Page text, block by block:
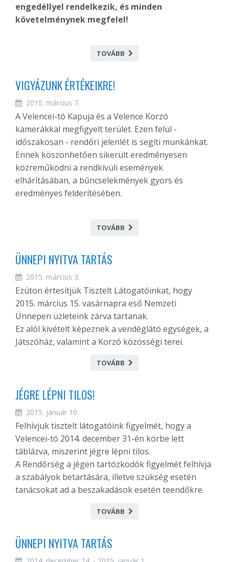
engedéllyel rendelkezik, és minden
követelménynek megfelel!
TOVÁBB
VIGYÁZUNK ÉRTÉKEIKRE!
2015. március 7.
A Velencei-tó Kapuja és a Velence Korzó
kamerákkal megfigyelt terület. Ezen felül -
időszakosan - rendőri jelenlét is segíti munkánkat.
Ennek köszönhetően sikerült eredményesen
közreműködni a rendkívüli események
elhárításában, a bűncselekmények gyors és
eredményes felderítésében.
TOVÁBB
ÜNNEPI NYITVA TARTÁS
2015. március 3.
Ezúton értesítjük Tisztelt Látogatóinkat, hogy
2015. március 15. vasárnapra eső Nemzeti
Ünnepen üzleteink zárva tartanak.
Ez alól kivételt képeznek a vendéglátó egységek, a
Játszóház, valamint a Korzó közösségi terei.
TOVÁBB
JÉGRE LÉPNI TILOS!
2015. január 10.
Felhívjuk tisztelt látogatóink figyelmét, hogy a
Velencei-tó 2014. december 31-én körbe lett
táblázva, miszerint jégre lépni tilos.
A Rendőrség a jégen tartózkodók figyelmét felhívja
a szabályok betartására, illetve szükség esetén
tanácsokat ad a beszakadások esetén teendőkre.
TOVÁBB
ÜNNEPI NYITVA TARTÁS